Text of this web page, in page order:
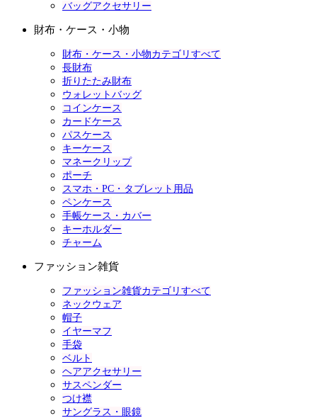
バッグアクセサリー
財布・ケース・小物
財布・ケース・小物カテゴリすべて
長財布
折りたたみ財布
ウォレットバッグ
コインケース
カードケース
パスケース
キーケース
マネークリップ
ポーチ
スマホ・PC・タブレット用品
ペンケース
手帳ケース・カバー
キーホルダー
チャーム
ファッション雑貨
ファッション雑貨カテゴリすべて
ネックウェア
帽子
イヤーマフ
手袋
ベルト
ヘアアクセサリー
サスペンダー
つけ襟
サングラス・眼鏡